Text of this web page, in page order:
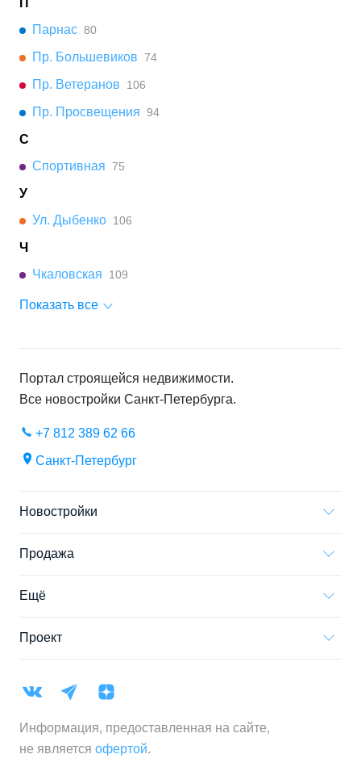
П
Парнас 80
Пр. Большевиков 74
Пр. Ветеранов 106
Пр. Просвещения 94
С
Спортивная 75
У
Ул. Дыбенко 106
Ч
Чкаловская
109
Показать все
Портал строящейся недвижимости.
Все новостройки Санкт-Петербурга.
+7 812 389 62 66
Санкт-Петербург
Новостройки
Продажа
Ещё
Проект
Информация, предоставленная на сайте,
не является офертой.